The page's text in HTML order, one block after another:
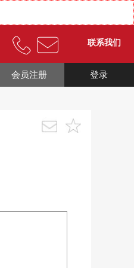
联系我们
登录
会员注册